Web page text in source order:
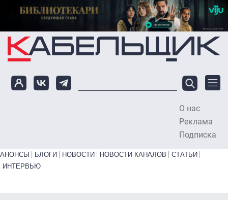
Перейти к основному содержанию
О нас
Реклама
Подписка
Primary links bottom
АНОНСЫ БЛОГИ НОВОСТИ НОВОСТИ КАНАЛОВ
СТАТЬИ
ИНТЕРВЬЮ